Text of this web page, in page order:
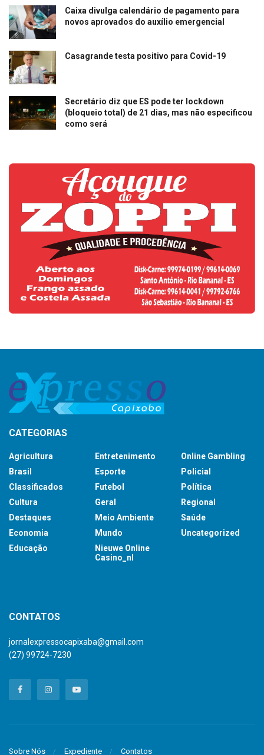
Caixa divulga calendário de pagamento para
novos aprovados do auxílio emergencial
Casagrande testa positivo para Covid-19
Secretário diz que ES pode ter lockdown
(bloqueio total) de 21 dias, mas não especificou
como será
CATEGORIAS
Agricultura
Brasil
Classificados
Cultura
Destaques
Economia
Educação
Entretenimento
Esporte
Futebol
Geral
Meio Ambiente
Mundo
Nieuwe Online
Casino_nl
Online Gambling
Policial
Política
Regional
Saúde
Uncategorized
CONTATOS
jornalexpressocapixaba@gmail.com
(27) 99724-7230
Sobre Nós Expediente Contatos